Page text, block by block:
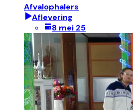
Afvalophalers
Aflevering
8 mei 25